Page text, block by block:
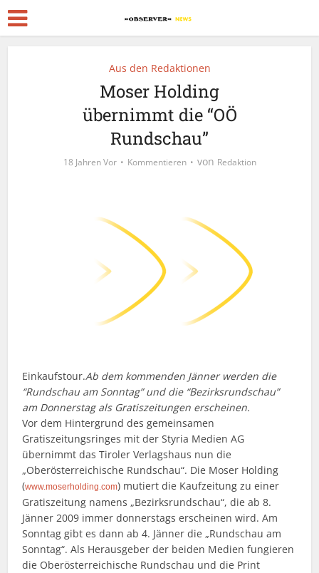
Aus den Redaktionen
Moser Holding
übernimmt die “OÖ
Rundschau”
18 Jahren Vor Kommentieren von Redaktion
Einkaufstour.Ab dem kommenden Jänner werden die
“Rundschau am Sonntag” und die “Bezirksrundschau”
am Donnerstag als Gratiszeitungen erscheinen.
Vor dem Hintergrund des gemeinsamen
Gratiszeitungsringes mit der Styria Medien AG
übernimmt das Tiroler Verlagshaus nun die
„Oberösterreichische Rundschau“. Die Moser Holding
(www.moserholding.com) mutiert die Kaufzeitung zu einer
Gratiszeitung namens „Bezirksrundschau“, die ab 8.
Jänner 2009 immer donnerstags erscheinen wird. Am
Sonntag gibt es dann ab 4. Jänner die „Rundschau am
Sonntag“. Als Herausgeber der beiden Medien fungieren
die Oberösterreichische Rundschau und die Print